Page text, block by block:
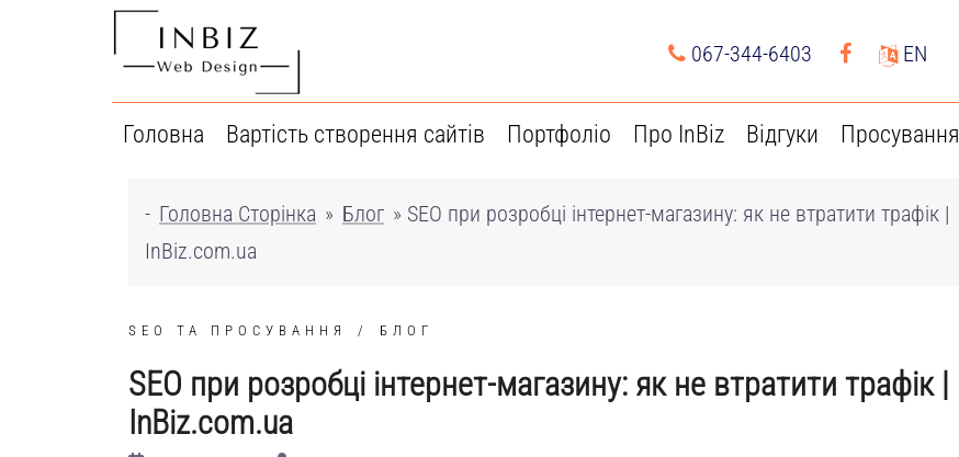
067-344-6403 EN
Головна Вартість створення сайтів Портфоліо Про InBiz Відгуки Просування
- Головна Сторінка » Блог » SEO при розробці інтернет-магазину: як не втратити трафік |
InBiz.com.ua
SEO ТА ПРОСУВАННЯ БЛОГ
SEO при розробці інтернет-магазину: як не втратити трафік |
InBiz.com.ua